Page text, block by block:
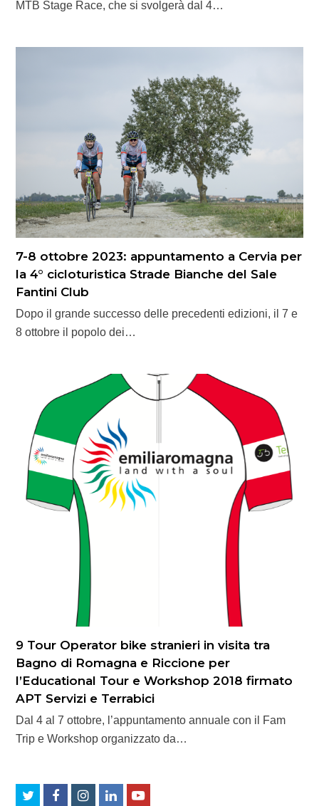
MTB Stage Race, che si svolgerà dal 4…
7-8 ottobre 2023: appuntamento a Cervia per
la 4° cicloturistica Strade Bianche del Sale
Fantini Club
Dopo il grande successo delle precedenti edizioni, il 7 e
8 ottobre il popolo dei…
9 Tour Operator bike stranieri in visita tra
Bagno di Romagna e Riccione per
l’Educational Tour e Workshop 2018 firmato
APT Servizi e Terrabici
Dal 4 al 7 ottobre, l’appuntamento annuale con il Fam
Trip e Workshop organizzato da…
TwitterFacebookInstagram
LinkedInYoutube